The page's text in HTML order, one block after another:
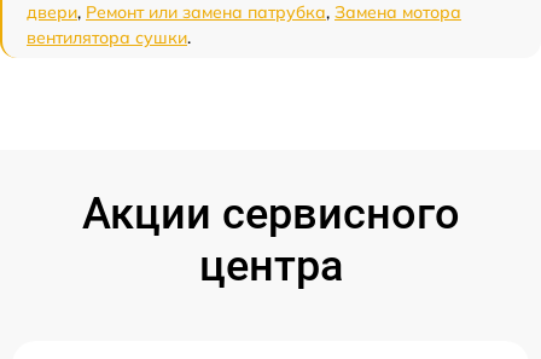
двери, Ремонт или замена патрубка, Замена мотора
вентилятора сушки.
Акции сервисного
центра